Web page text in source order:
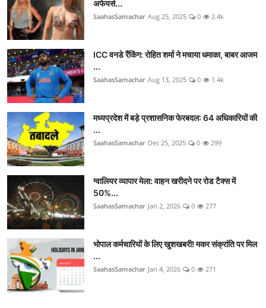
अफेयर्स...
SaahasSamachar Aug 25, 2025 0 2.4k
ICC वनडे रैंकिंग: रोहित शर्मा ने मचाया धमाका, बाबर आजम
...
SaahasSamachar Aug 13, 2025 0 1.4k
मध्यप्रदेश में बड़े प्रशासनिक फेरबदल: 64 अधिकारियों की
...
SaahasSamachar Dec 25, 2025 0 299
ग्वालियर व्यापार मेला: वाहन खरीदने पर रोड टैक्स में
50%...
SaahasSamachar Jan 2, 2026 0 277
भोपाल कर्मचारियों के लिए खुशखबरी! मकर संक्रांति पर मिल
...
SaahasSamachar Jan 4, 2026 0 271